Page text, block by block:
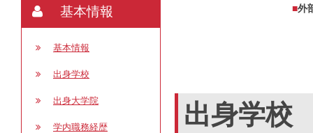
基本情報
基本情報
出身学校
出身大学院
学内職務経歴
外
出身学校